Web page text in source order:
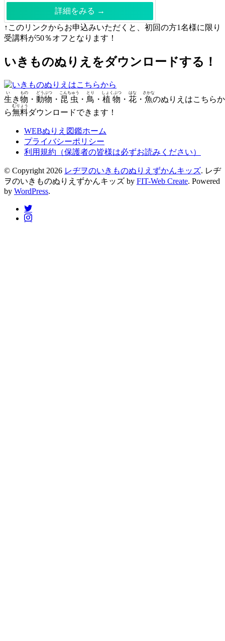
詳細をみる →
↑このリンクからお申込みいただくと、初回の方1名様に限り
受講料が50％オフとなります！
いきものぬりえをダウンロードする！
生
い
き物
もの
・ 動物
どうぶつ
・ 昆虫
こんちゅう
・ 鳥
とり
・ 植物
しょくぶつ
・ 花
はな
・ 魚
さかな
のぬりえはこちらか
ら無料
むりょう
ダウンロードできます！
WEBぬりえ図鑑ホーム
プライバシーポリシー
利用規約（保護者の皆様は必ずお読みください）
© Copyright 2026 レヂヲのいきものぬりえずかんキッズ. レヂ
ヲのいきものぬりえずかんキッズ by FIT-Web Create. Powered
by WordPress.